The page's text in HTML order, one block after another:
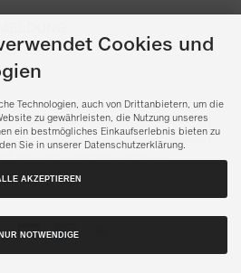
ABONNIEREN
hier oder in Ihrem Kundenkonto
Cookies und
Technologien, auch von Drittanbietern, um die
zu gewährleisten, die Nutzung unseres
ein bestmögliches Einkaufserlebnis bieten zu
Sie in unserer Datenschutzerklärung.
AKZEPTIEREN
NUR NOTWENDIGE